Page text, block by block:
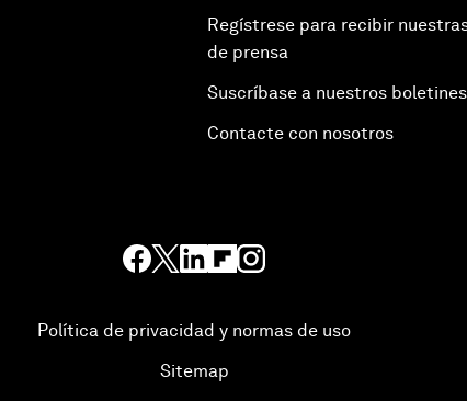
Regístrese para recibir
de prensa
Suscríbase a nuestros boletines
Contacte con nosotros
Política de privacidad y normas de uso
Sitemap